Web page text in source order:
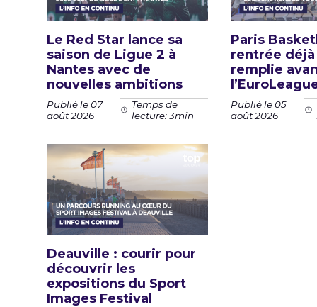
Le Red Star lance sa
saison de Ligue 2 à
Nantes avec de
nouvelles ambitions
Publié le 07
août 2026
Temps de
lecture: 3min
Paris
rentrée
remplie
Publié le 05
août 2026
Deauville : courir pour
découvrir les
expositions du Sport
Images Festival